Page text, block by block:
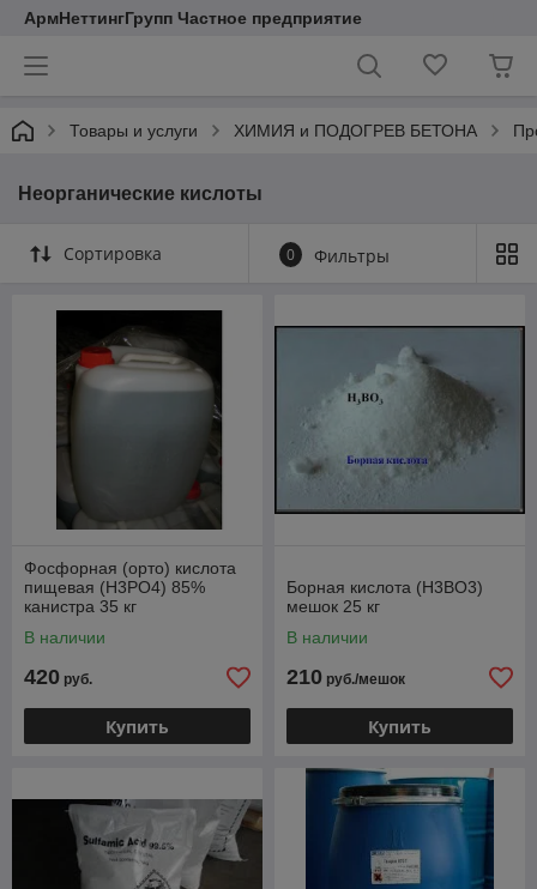
АрмНеттингГрупп Частное предприятие
Товары и услуги ХИМИЯ и ПОДОГРЕВ БЕТОНА
Неорганические кислоты
Сортировка 0 Фильтры
Фосфорная (орто) кислота
пищевая (H3PO4) 85%
канистра 35 кг
В наличии
420 руб.
Купить
Борная кислота (H3BO3)
мешок 25 кг
В наличии
210 руб./мешок
Купить